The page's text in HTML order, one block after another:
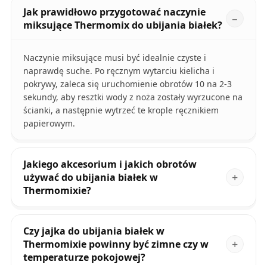
Jak prawidłowo przygotować naczynie
miksujące Thermomix do ubijania białek?
Naczynie miksujące musi być idealnie czyste i
naprawdę suche. Po ręcznym wytarciu kielicha i
pokrywy, zaleca się uruchomienie obrotów 10 na 2-3
sekundy, aby resztki wody z noża zostały wyrzucone na
ścianki, a następnie wytrzeć te krople ręcznikiem
papierowym.
Jakiego akcesorium i jakich obrotów
używać do ubijania białek w
Thermomixie?
Czy jajka do ubijania białek w
Thermomixie powinny być zimne czy w
temperaturze pokojowej?